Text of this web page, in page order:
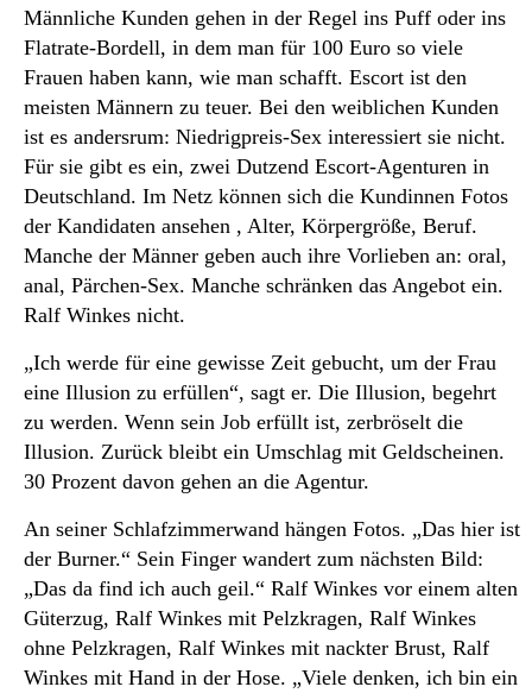
Männliche Kunden gehen in der Regel ins Puff oder ins
Flatrate-Bordell, in dem man für 100 Euro so viele
Frauen haben kann, wie man schafft. Escort ist den
meisten Männern zu teuer. Bei den weiblichen Kunden
ist es andersrum: Niedrigpreis-Sex interessiert sie nicht.
Für sie gibt es ein, zwei Dutzend Escort-Agenturen in
Deutschland. Im Netz können sich die Kundinnen Fotos
der Kandidaten ansehen , Alter, Körpergröße, Beruf.
Manche der Männer geben auch ihre Vorlieben an: oral,
anal, Pärchen-Sex. Manche schränken das Angebot ein.
Ralf Winkes nicht.
„Ich werde für eine gewisse Zeit gebucht, um der Frau
eine Illusion zu erfüllen“, sagt er. Die Illusion, begehrt
zu werden. Wenn sein Job erfüllt ist, zerbröselt die
Illusion. Zurück bleibt ein Umschlag mit Geldscheinen.
30 Prozent davon gehen an die Agentur.
An seiner Schlafzimmerwand hängen Fotos. „Das hier ist
der Burner.“ Sein Finger wandert zum nächsten Bild:
„Das da find ich auch geil.“ Ralf Winkes vor einem alten
Güterzug, Ralf Winkes mit Pelzkragen, Ralf Winkes
ohne Pelzkragen, Ralf Winkes mit nackter Brust, Ralf
Winkes mit Hand in der Hose. „Viele denken, ich bin ein